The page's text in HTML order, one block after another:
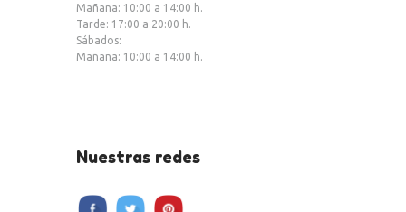
Mañana: 10:00 a 14:00 h.
Tarde: 17:00 a 20:00 h.
Sábados:
Mañana: 10:00 a 14:00 h.
Nuestras redes